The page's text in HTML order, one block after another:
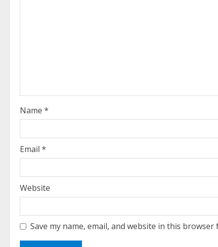
d
i
n
g
Name *
Email *
Website
Save my name, email, and website in this